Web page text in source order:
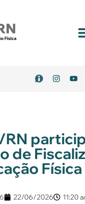
RN
de
Física
22/06/2026
11:20